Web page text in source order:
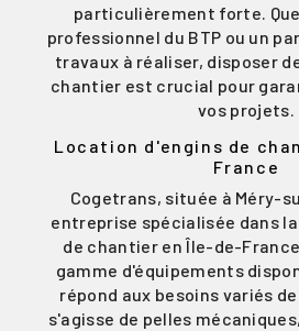
particulièrement forte.
professionnel du BTP ou un
travaux à réaliser, disposer
chantier est crucial pour
vos projets.
Location d'engins de
France
Cogetrans, située à Méry-
entreprise spécialisée dans
de chantier en Île-de-
gamme d'équipements
répond aux besoins variés
s'agisse de pelles